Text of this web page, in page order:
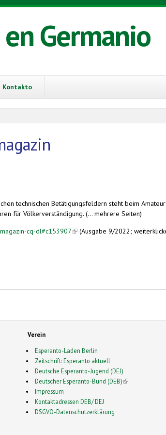
Germanio
Kontakto
technischen Betätigungsfeldern steht beim
für Völkerverständigung. (... mehrere Seiten)
cq-dl#c153907(link is external)
(Ausgabe 9/2022;
Verein
Esperanto-Laden Berlin
Zeitschrift: Esperanto aktuell
Deutsche Esperanto-Jugend (DEJ)
Deutscher Esperanto-Bund (DEB)(link is external)
Impressum
Kontaktadressen DEB/ DEJ
DSGVO-Datenschutzerklärung